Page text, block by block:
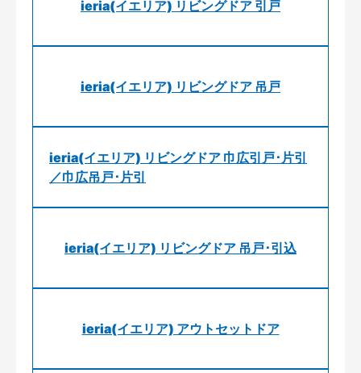
ieria(イエリア) リビングドア 引戸
ieria(イエリア) リビングドア 吊戸
ieria(イエリア) リビングドア 巾広引戸･片引
／巾広吊戸･片引
ieria(イエリア) リビングドア 吊戸･引込
ieria(イエリア) アウトセットドア